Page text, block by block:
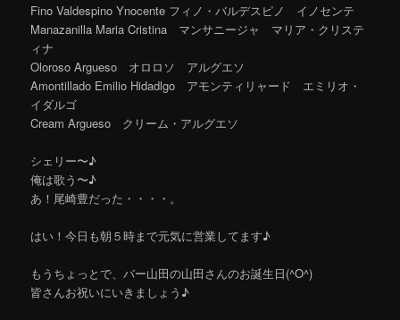
Fino Valdespino Ynocente フィノ・バルデスピノ イノセンテ
Manazanilla Maria Cristina マンサニージャ マリア・クリステ
ィナ
Oloroso Argueso オロロソ アルグエソ
Amontillado Emilio Hidadlgo アモンティリャード エミリオ・
イダルゴ
Cream Argueso クリーム・アルグエソ
シェリー〜♪
俺は歌う〜♪
あ！尾崎豊だった・・・・。
はい！今日も朝５時まで元気に営業してます♪
もうちょっとで、バー山田の山田さんのお誕生日(^O^)
皆さんお祝いにいきましょう♪